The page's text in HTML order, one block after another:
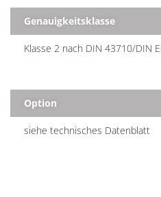
Genauigkeitsklasse
Klasse 2 nach DIN 43710/DIN
Option
siehe technisches Datenblatt